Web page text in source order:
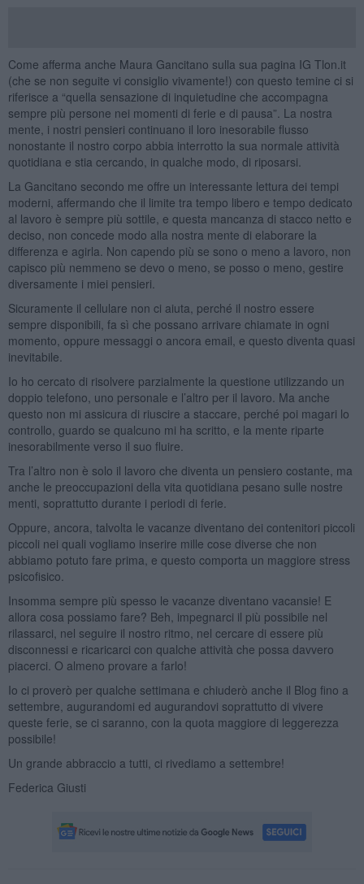
Come afferma anche Maura Gancitano sulla sua pagina IG Tlon.it
(che se non seguite vi consiglio vivamente!) con questo temine ci si
riferisce a “quella sensazione di inquietudine che accompagna
sempre più persone nei momenti di ferie e di pausa”. La nostra
mente, i nostri pensieri continuano il loro inesorabile flusso
nonostante il nostro corpo abbia interrotto la sua normale attività
quotidiana e stia cercando, in qualche modo, di riposarsi.
La Gancitano secondo me offre un interessante lettura dei tempi
moderni, affermando che il limite tra tempo libero e tempo dedicato
al lavoro è sempre più sottile, e questa mancanza di stacco netto e
deciso, non concede modo alla nostra mente di elaborare la
differenza e agirla. Non capendo più se sono o meno a lavoro, non
capisco più nemmeno se devo o meno, se posso o meno, gestire
diversamente i miei pensieri.
Sicuramente il cellulare non ci aiuta, perché il nostro essere
sempre disponibili, fa sì che possano arrivare chiamate in ogni
momento, oppure messaggi o ancora email, e questo diventa quasi
inevitabile.
Io ho cercato di risolvere parzialmente la questione utilizzando un
doppio telefono, uno personale e l’altro per il lavoro. Ma anche
questo non mi assicura di riuscire a staccare, perché poi magari lo
controllo, guardo se qualcuno mi ha scritto, e la mente riparte
inesorabilmente verso il suo fluire.
Tra l’altro non è solo il lavoro che diventa un pensiero costante, ma
anche le preoccupazioni della vita quotidiana pesano sulle nostre
menti, soprattutto durante i periodi di ferie.
Oppure, ancora, talvolta le vacanze diventano dei contenitori piccoli
piccoli nei quali vogliamo inserire mille cose diverse che non
abbiamo potuto fare prima, e questo comporta un maggiore stress
psicofisico.
Insomma sempre più spesso le vacanze diventano vacansie! E
allora cosa possiamo fare? Beh, impegnarci il più possibile nel
rilassarci, nel seguire il nostro ritmo, nel cercare di essere più
disconnessi e ricaricarci con qualche attività che possa davvero
piacerci. O almeno provare a farlo!
Io ci proverò per qualche settimana e chiuderò anche il Blog fino a
settembre, augurandomi ed augurandovi soprattutto di vivere
queste ferie, se ci saranno, con la quota maggiore di leggerezza
possibile!
Un grande abbraccio a tutti, ci rivediamo a settembre!
Federica Giusti